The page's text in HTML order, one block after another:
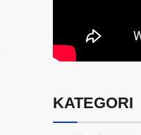
KATEGORI